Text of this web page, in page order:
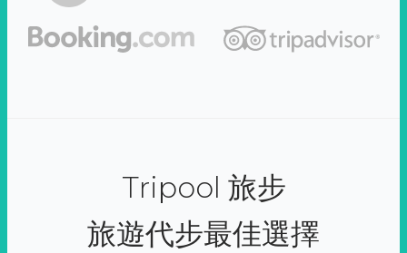
Tripool 旅步
旅遊代步最佳選擇